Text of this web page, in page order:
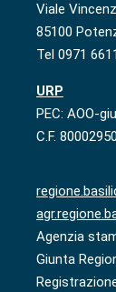
Viale
85100
Tel 0971
URP
PEC: AOO-
C.F.
Agenzia
Giunta